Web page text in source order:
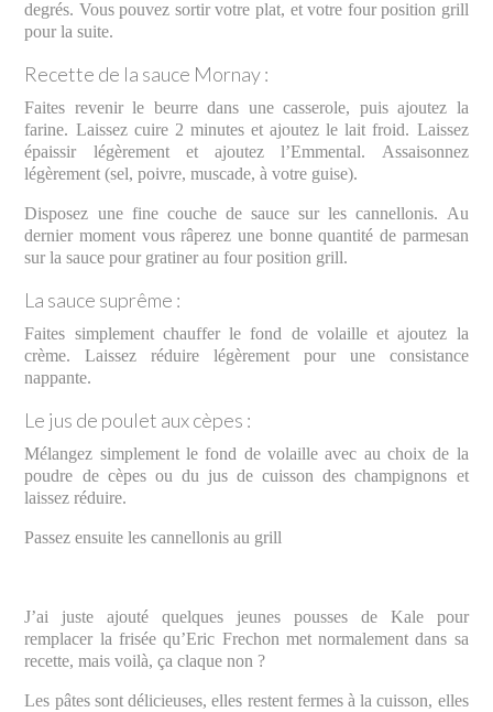
degrés. Vous pouvez sortir votre plat, et votre four position grill
pour la suite.
Recette de la sauce Mornay :
Faites revenir le beurre dans une casserole, puis ajoutez la
farine. Laissez cuire 2 minutes et ajoutez le lait froid. Laissez
épaissir légèrement et ajoutez l’Emmental. Assaisonnez
légèrement (sel, poivre, muscade, à votre guise).
Disposez une fine couche de sauce sur les cannellonis. Au
dernier moment vous râperez une bonne quantité de parmesan
sur la sauce pour gratiner au four position grill.
La sauce suprême :
Faites simplement chauffer le fond de volaille et ajoutez la
crème. Laissez réduire légèrement pour une consistance
nappante.
Le jus de poulet aux cèpes :
Mélangez simplement le fond de volaille avec au choix de la
poudre de cèpes ou du jus de cuisson des champignons et
laissez réduire.
Passez ensuite les cannellonis au grill
J’ai juste ajouté quelques jeunes pousses de Kale pour
remplacer la frisée qu’Eric Frechon met normalement dans sa
recette, mais voilà, ça claque non ?
Les pâtes sont délicieuses, elles restent fermes à la cuisson, elles